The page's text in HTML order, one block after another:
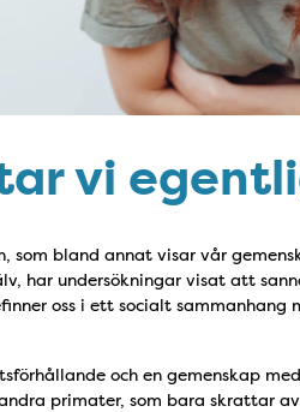
vi
som bland annat visar vår
har undersökningar visat att
oss i ett socialt sammanhang
och en gemenskap
primater, som bara skrattar